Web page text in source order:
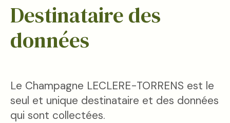
Destinataire des
données
Le Champagne LECLERE-TORRENS est le
seul et unique destinataire et des données
qui sont collectées.